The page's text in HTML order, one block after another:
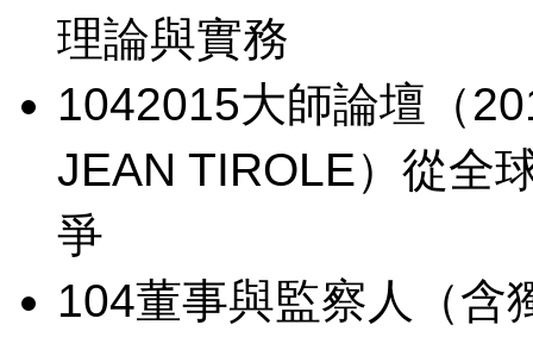
理論與實務
1042015大師論壇（
JEAN TIROLE） 從全
爭
104董事與監察人（含